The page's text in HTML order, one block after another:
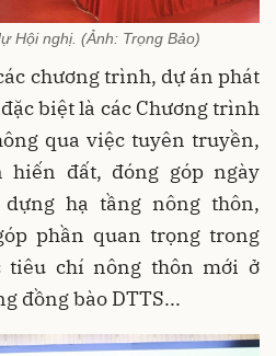
Hội nghị. (Ảnh: Trọng Bảo)
chương trình, dự án phát
biệt là các Chương trình
qua việc tuyên truyền,
hiến đất, đóng góp ngày
hạ tầng nông thôn,
phần quan trọng trong
tiêu chí nông thôn mới ở
đồng bào DTTS...